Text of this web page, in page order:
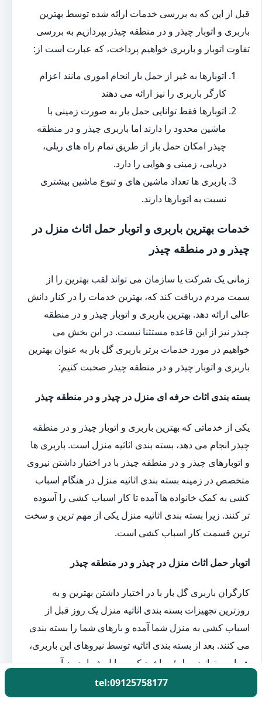
قبل از این که به بررسی خدمات ارائه شده توسط بهترین
باربری و اتوبار چیذر و در منطقه چیذر بپردازیم به بررسی
تفاوت اتوبار و باربری خواهیم پرداخت، که عبارت است از:
اتوبارها به غیر از حمل بار انجام اموری مانند اعزام
کارگر باربری را نیز ارائه می دهند
اتوبارها فقط توانایی حمل بار به صورت زمینی با
ماشین محدود را دارند اما باربری چیذر و در منطقه
چیذر امکان حمل بار از طریق تمام راه های ریلی،
دریایی، زمینی و هوایی را دارد.
باربری ها تعداد ماشین های و تنوع ماشین بیشتری
نسبت به اتوبارها دارند.
خدمات بهترین باربری و اتوبار حمل اثاث منزل در
چیذر و در منطقه چیذر
زمانی یک شرکت یا سازمان می تواند لقب بهترین را از
سمت مردم دریافت کند که، بهترین خدمات را در کنار دانش
عالی ارائه دهد. بهترین باربری و اتوبار چیذر و در منطقه
چیذر نیز از این قاعده مستثنا نیست. در این بخش می
خواهیم در مورد خدمات برتر باربری گل بار به عنوان بهترین
باربری و اتوبار چیذر و در منطقه چیذر صحبت کنیم:
بسته بندی اثاث حرفه ای منزل در چیذر و در منطقه چیذر
یکی از خدماتی که بهترین باربری و اتوبار چیذر و در منطقه
چیذر انجام می دهد، بسته بندی اثاثیه منزل است. باربری ها
و اتوبارهای چیذر و در منطقه چیذر با در اختیار داشتن نیروی
متخصص در زمینه بسته بندی اثاثیه منزل در هنگام اسباب
کشی به کمک خانواده ها آمده تا کار اسباب کشی را آسوده
تر کنند. زیرا بسته بندی اثاثیه منزل یکی از مهم ترین و سخت
ترین قسمت کار اسباب کشی است.
اتوبار حمل اثاث منزل در چیذر و در منطقه چیذر
کارگران باربری گل بار با در اختیار داشتن بهترین و به
روزترین تجهیزات بسته بندی اثاثیه منزل یک روز قبل از
اسباب کشی به منزل شما آمده و بارهای شما را بسته بندی
می کنند. بعد از بسته بندی اثاثیه توسط نیروهای این باربری،
شما می توانید مطمئن باشید که وسایل شما بدون آسیب به
tel:09125758177